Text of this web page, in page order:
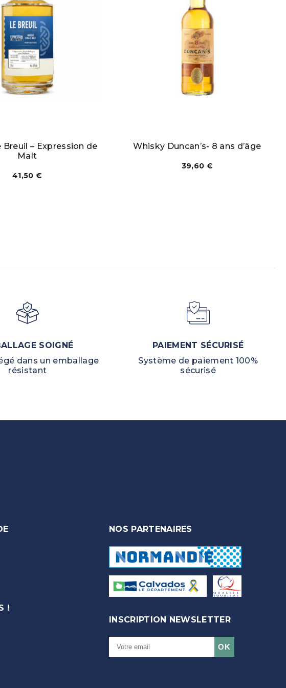
Breuil – Expression de
Malt
41,50 €
Whisky Duncan’s- 8 ans d’âge
39,60 €
SOIGNÉ
dans un emballage
résistant
PAIEMENT SÉCURISÉ
Système de paiement 100%
sécurisé
!
NOS PARTENAIRES
INSCRIPTION NEWSLETTER